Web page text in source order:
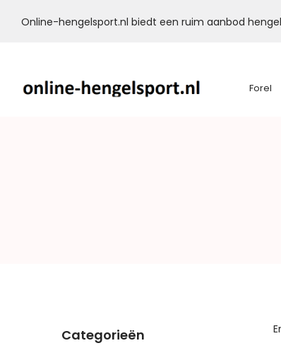
Online-hengelsport.nl biedt een ruim aanbod
Forel
Categorieën